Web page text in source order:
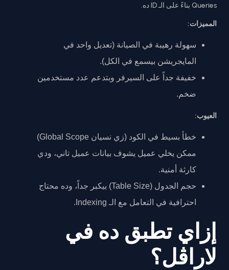
Queries بناءً على الـ ID ده.
المميزات:
سهولة رهيبة في الصيانة (تعديل واحد في
المايجريشن بيسمع في الكل).
خفيفة جداً على السيرفر وبتدعم عدد مستخدمين
ضخم.
العيوب:
خطأ بسيط في الكود (زي نسيان Global Scope)
ممكن يخلي عميل يشوف بيانات عميل تاني، ودي
كارثة أمنية.
حجم الجدول (Table Size) بيكبر جداً، وده محتاج
احترافية في التعامل مع الـ Indexing.
إزاي تطبق ده في
لاراڤل؟